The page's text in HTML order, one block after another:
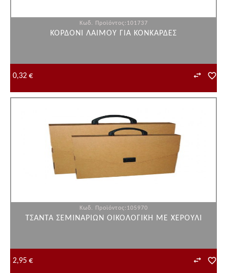
Κωδ. Προϊόντος:101737
ΚΟΡΔΟΝΙ ΛΑΙΜΟΥ ΓΙΑ ΚΟΝΚΑΡΔΕΣ
0,32 €
Κωδ. Προϊόντος:105970
ΤΣΑΝΤΑ ΣΕΜΙΝΑΡΙΩΝ ΟΙΚΟΛΟΓΙΚΗ ΜΕ ΧΕΡΟΥΛΙ
2,95 €